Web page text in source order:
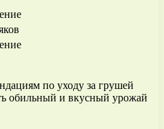
по уходу за грушей
обильный и вкусный урожай